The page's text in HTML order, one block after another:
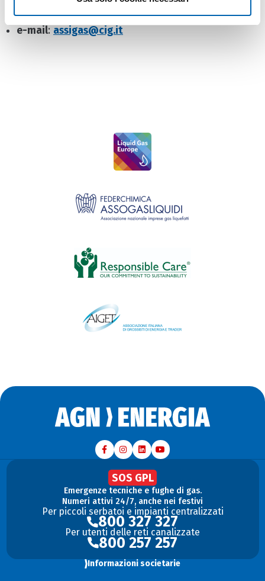
e-mail: assigas@cig.it
SOS GPL
Emergenze tecniche e fughe di gas.
Numeri attivi 24/7, anche nei festivi
Per piccoli serbatoi e impianti centralizzati
800 327 327
Per utenti delle reti canalizzate
800 257 257
Informazioni societarie